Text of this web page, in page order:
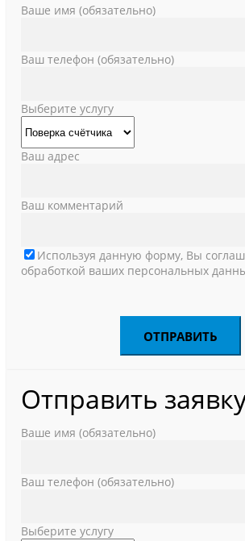
Ваше имя (обязательно)
Ваш телефон (обязательно)
Выберите услугу
Ваш адрес
Ваш комментарий
Используя данную форму, Вы
обработкой ваших персональных
Отправить
Ваше имя (обязательно)
Ваш телефон (обязательно)
Выберите услугу